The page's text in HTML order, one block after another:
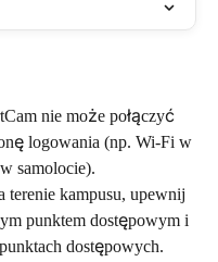
nie może połączyć
logowania (np. Wi-Fi w
samolocie).
terenie kampusu, upewnij
punktem dostępowym i
dostępowych.